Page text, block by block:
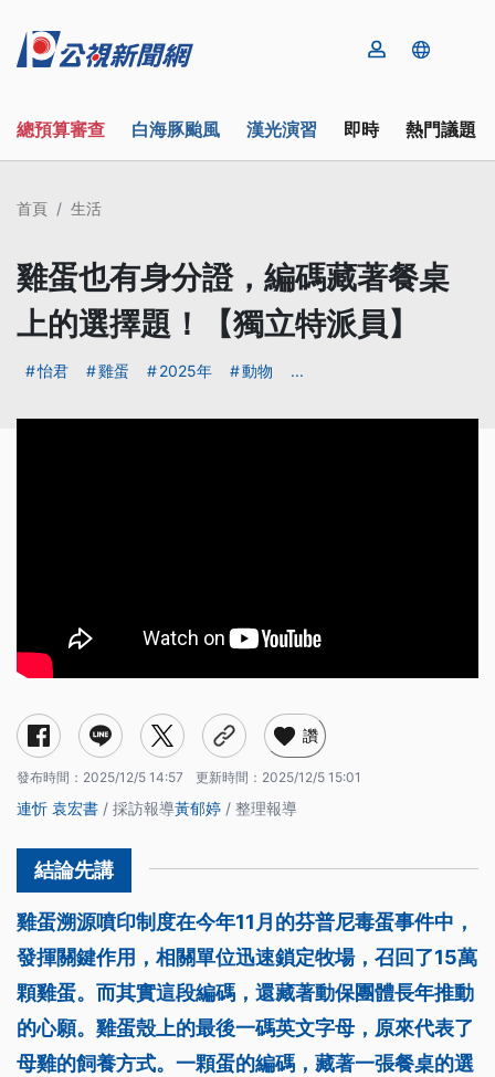
總預算審查 白海豚颱風 漢光演習 即時 熱門議題
首頁 生活
雞蛋也有身分證，編碼藏著餐桌
上的選擇題！【獨立特派員】
怡君 雞蛋 2025年 動物 ...
讚
發布時間： 2025/12/5 14:57 更新時間： 2025/12/5 15:01
連忻 袁宏書 / 採訪報導黃郁婷 / 整理報導
雞蛋溯源噴印制度在今年11月的芬普尼毒蛋事件中，
發揮關鍵作用，相關單位迅速鎖定牧場，召回了15萬
顆雞蛋。而其實這段編碼，還藏著動保團體長年推動
的心願。雞蛋殼上的最後一碼英文字母，原來代表了
母雞的飼養方式。一顆蛋的編碼，藏著一張餐桌的選